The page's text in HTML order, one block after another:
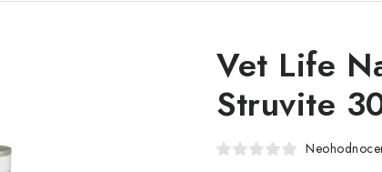
Vet Life
Struvite